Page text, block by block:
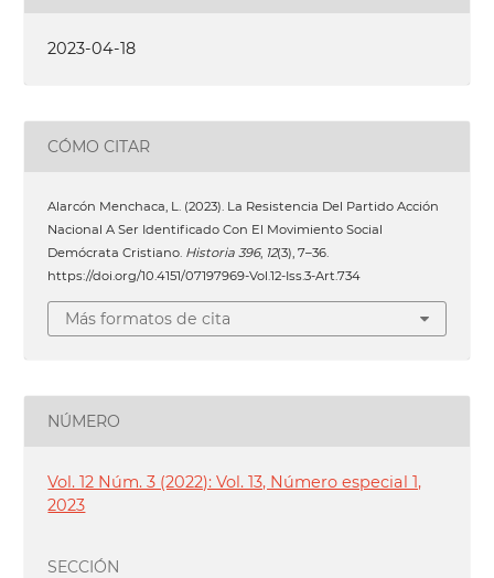
2023-04-18
CÓMO CITAR
Alarcón Menchaca, L. (2023). La Resistencia Del Partido Acción
Nacional A Ser Identificado Con El Movimiento Social
Demócrata Cristiano. Historia 396, 12(3), 7–36.
https://doi.org/10.4151/07197969-Vol.12-Iss.3-Art.734
Más formatos de cita
NÚMERO
Vol. 12 Núm. 3 (2022): Vol. 13, Número especial 1,
2023
SECCIÓN